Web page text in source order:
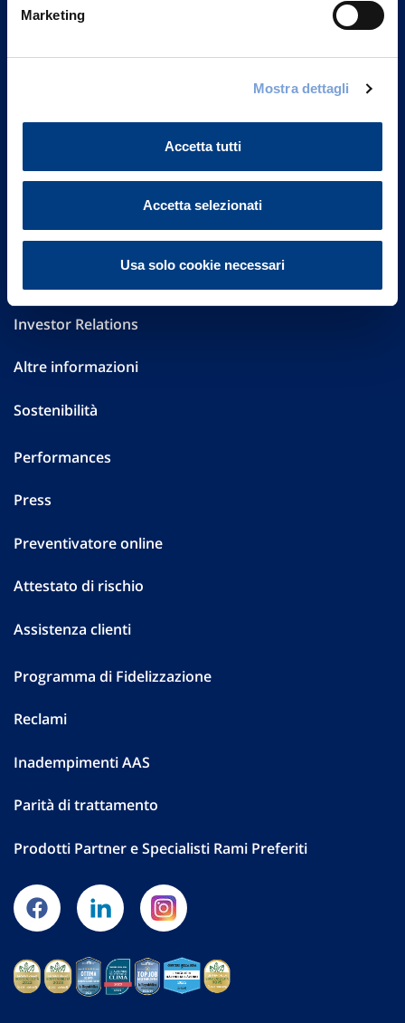
Marketing
Mostra dettagli
Accetta tutti
Accetta selezionati
Usa solo cookie necessari
20149 Milano
FAQ
Investor Relations
Altre informazioni
Sostenibilità
Performances
Press
Preventivatore online
Attestato di rischio
Assistenza clienti
Programma di Fidelizzazione
Reclami
Inadempimenti AAS
Parità di trattamento
Prodotti Partner e Specialisti Rami Preferiti